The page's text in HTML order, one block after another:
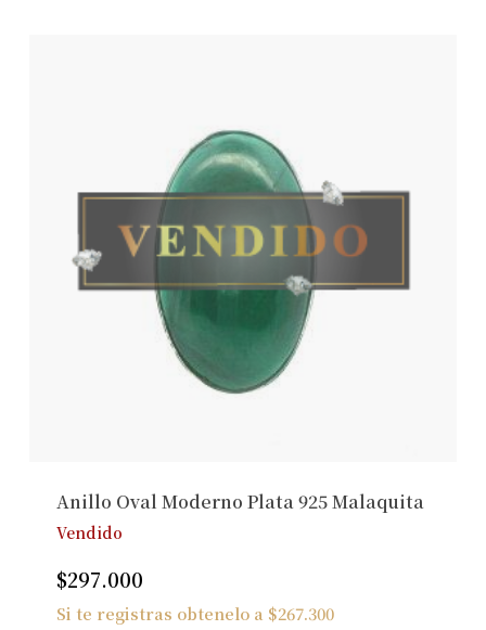
Anillo Oval Moderno Plata 925 Malaquita
Vendido
$297.000
Si te registras obtenelo a $267.300